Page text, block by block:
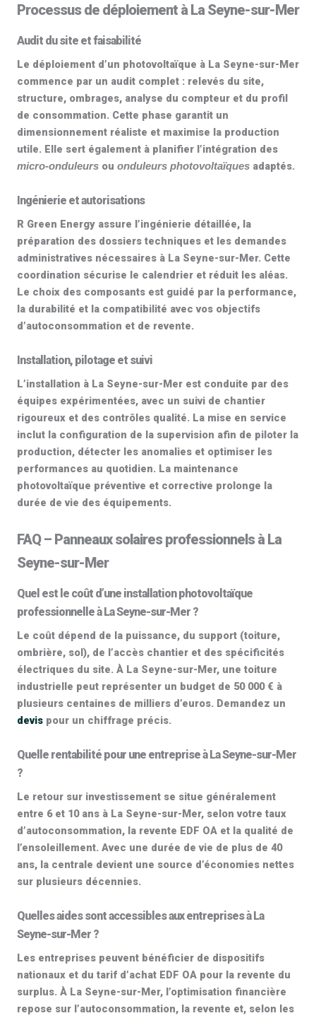
Processus de déploiement à La Seyne-sur-Mer
Audit du site et faisabilité
Le déploiement d’un photovoltaïque à La Seyne-sur-Mer
commence par un audit complet : relevés du site,
structure, ombrages, analyse du compteur et du profil
de consommation. Cette phase garantit un
dimensionnement réaliste et maximise la production
utile. Elle sert également à planifier l’intégration des
micro-onduleurs ou onduleurs photovoltaïques adaptés.
Ingénierie et autorisations
R Green Energy assure l’ingénierie détaillée, la
préparation des dossiers techniques et les demandes
administratives nécessaires à La Seyne-sur-Mer. Cette
coordination sécurise le calendrier et réduit les aléas.
Le choix des composants est guidé par la performance,
la durabilité et la compatibilité avec vos objectifs
d’autoconsommation et de revente.
Installation, pilotage et suivi
L’installation à La Seyne-sur-Mer est conduite par des
équipes expérimentées, avec un suivi de chantier
rigoureux et des contrôles qualité. La mise en service
inclut la configuration de la supervision afin de piloter la
production, détecter les anomalies et optimiser les
performances au quotidien. La maintenance
photovoltaïque préventive et corrective prolonge la
durée de vie des équipements.
FAQ – Panneaux solaires professionnels à La
Seyne-sur-Mer
Quel est le coût d’une installation photovoltaïque
professionnelle à La Seyne-sur-Mer ?
Le coût dépend de la puissance, du support (toiture,
ombrière, sol), de l’accès chantier et des spécificités
électriques du site. À La Seyne-sur-Mer, une toiture
industrielle peut représenter un budget de 50 000 € à
plusieurs centaines de milliers d’euros. Demandez un
devis pour un chiffrage précis.
Quelle rentabilité pour une entreprise à La Seyne-sur-Mer
?
Le retour sur investissement se situe généralement
entre 6 et 10 ans à La Seyne-sur-Mer, selon votre taux
d’autoconsommation, la revente EDF OA et la qualité de
l’ensoleillement. Avec une durée de vie de plus de 40
ans, la centrale devient une source d’économies nettes
sur plusieurs décennies.
Quelles aides sont accessibles aux entreprises à La
Seyne-sur-Mer ?
Les entreprises peuvent bénéficier de dispositifs
nationaux et du tarif d’achat EDF OA pour la revente du
surplus. À La Seyne-sur-Mer, l’optimisation financière
repose sur l’autoconsommation, la revente et, selon les